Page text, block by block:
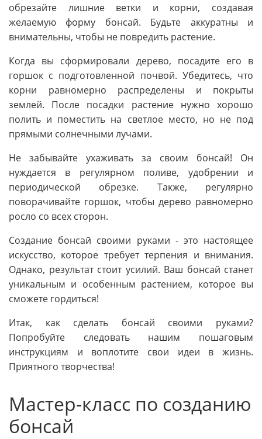
обрезайте лишние ветки и корни, создавая
желаемую форму бонсай. Будьте аккуратны и
внимательны, чтобы не повредить растение.
Когда вы сформировали дерево, посадите его в
горшок с подготовленной почвой. Убедитесь, что
корни равномерно распределены и покрыты
землей. После посадки растение нужно хорошо
полить и поместить на светлое место, но не под
прямыми солнечными лучами.
Не забывайте ухаживать за своим бонсай! Он
нуждается в регулярном поливе, удобрении и
периодической обрезке. Также, регулярно
поворачивайте горшок, чтобы дерево равномерно
росло со всех сторон.
Создание бонсай своими руками - это настоящее
искусство, которое требует терпения и внимания.
Однако, результат стоит усилий. Ваш бонсай станет
уникальным и особенным растением, которое вы
сможете гордиться!
Итак, как сделать бонсай своими руками?
Попробуйте следовать нашим пошаговым
инструкциям и воплотите свои идеи в жизнь.
Приятного творчества!
Мастер-класс по созданию
бонсай